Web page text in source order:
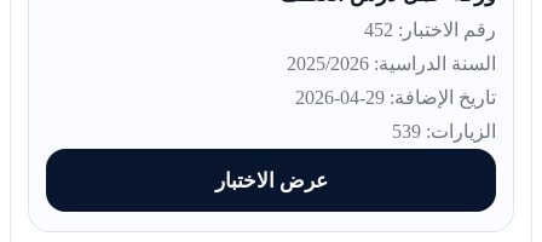
رقم الاختبار: 452
السنة الدراسية: 2025/2026
تاريخ الإضافة: 29-04-2026
الزيارات: 539
عرض الاختبار